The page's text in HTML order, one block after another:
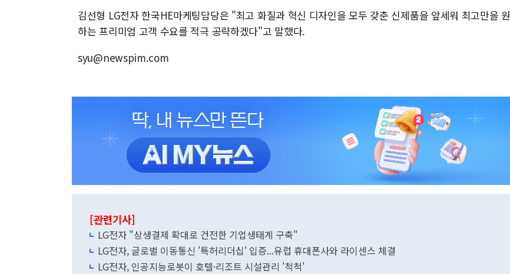
김선형 LG전자 한국HE마케팅담당은 "최고 화질과 혁신 디자인을 모두 갖춘 신제품을 앞세워 최고만을 원
하는 프리미엄 고객 수요를 적극 공략하겠다"고 말했다.
syu@newspim.com
[관련기사]
LG전자 "상생결제 확대로 건전한 기업생태계 구축"
LG전자, 글로벌 이동통신 '특허리더십' 입증...유럽 휴대폰사와 라이센스 체결
LG전자, 인공지능로봇이 호텔·리조트 시설관리 '척척'